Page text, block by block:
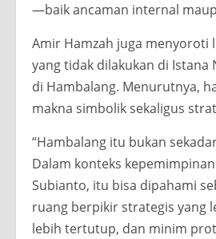
—baik ancaman internal
Amir Hamzah juga menyoroti
yang tidak dilakukan di Istana
di Hambalang. Menurutnya,
makna simbolik sekaligus
“Hambalang itu bukan
Dalam konteks
Subianto, itu bisa dipahami
ruang berpikir strategis yang
lebih tertutup, dan minim